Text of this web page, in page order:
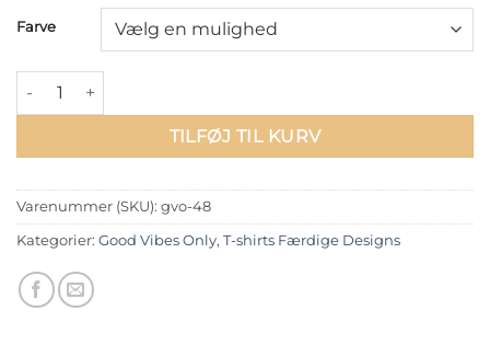
Farve
T-shirt: I 8 sum phi and it was delicious antal
TILFØJ TIL KURV
Varenummer (SKU): gvo-48
Kategorier: Good Vibes Only, T-shirts Færdige Designs